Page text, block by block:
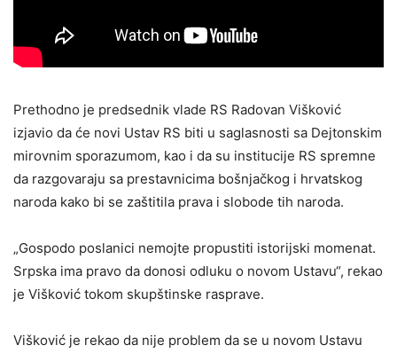
Prethodno je predsednik vlade RS Radovan Višković
izjavio da će novi Ustav RS biti u saglasnosti sa Dejtonskim
mirovnim sporazumom, kao i da su institucije RS spremne
da razgovaraju sa prestavnicima bošnjačkog i hrvatskog
naroda kako bi se zaštitila prava i slobode tih naroda.
„Gospodo poslanici nemojte propustiti istorijski momenat.
Srpska ima pravo da donosi odluku o novom Ustavu“, rekao
je Višković tokom skupštinske rasprave.
Višković je rekao da nije problem da se u novom Ustavu